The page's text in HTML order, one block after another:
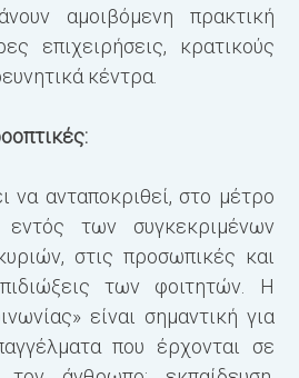
αμοιβόμενη πρακτική
επιχειρή­σεις, κρατικούς
κέντρα.
να ανταποκριθεί, στο μέτρο
των συγκεκριμένων
στις προσωπικές και
των φοιτητών. Η
είναι σημαντική για
που έρχονται σε